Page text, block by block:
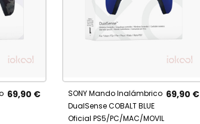
69,90 €
SONY Mando Inalámbrico
DualSense COBALT BLUE
Oficial PS5/PC/MAC/MOVIL
69,90 €
A
FAVORITOS